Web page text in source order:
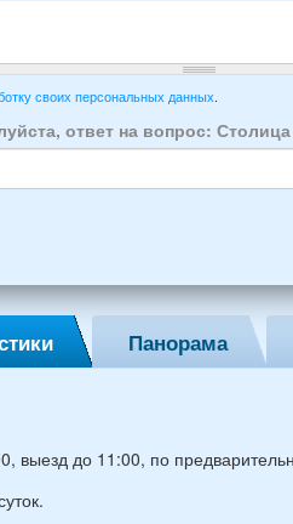
своих персональных данных
ответ на вопрос:
Панорама
выезд до 11:00, по